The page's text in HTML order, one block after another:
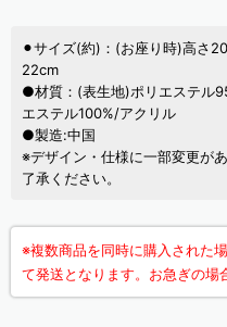
⚫︎サイズ(約)：(お座り時)高さ
22cm
●材質：(表生地)ポリエステル
エステル100%/アクリル
●製造:中国
※デザイン・仕様に一部変更が
了承ください。
※複数商品を同時に購入された
て発送となります。お急ぎの場